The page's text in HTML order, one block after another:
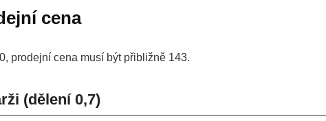
cena
prodejní cena musí být přibližně 143.
(dělení 0,7)